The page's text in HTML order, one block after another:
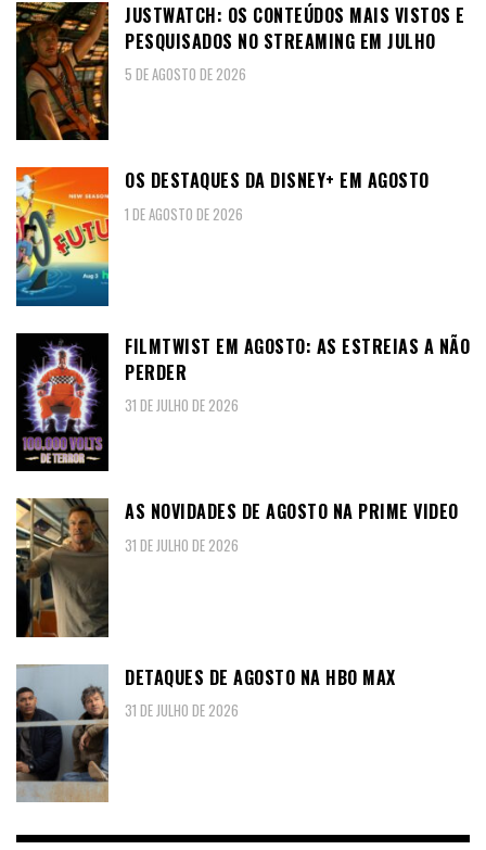
JUSTWATCH: OS CONTEÚDOS MAIS VISTOS E
PESQUISADOS NO STREAMING EM JULHO
5 DE AGOSTO DE 2026
OS DESTAQUES DA DISNEY+ EM AGOSTO
1 DE AGOSTO DE 2026
FILMTWIST EM AGOSTO: AS ESTREIAS A NÃO
PERDER
31 DE JULHO DE 2026
AS NOVIDADES DE AGOSTO NA PRIME VIDEO
31 DE JULHO DE 2026
DETAQUES DE AGOSTO NA HBO MAX
31 DE JULHO DE 2026